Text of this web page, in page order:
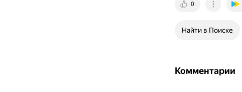
0
Найти в Поиске
Комментарии